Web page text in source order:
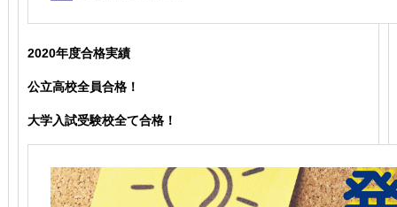
2020年度合格実績
公立高校全員合格！
大学入試受験校全て合格！